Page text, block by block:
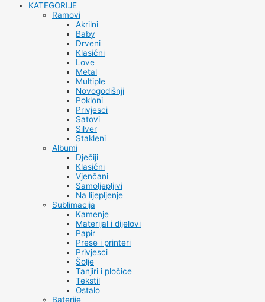
KATEGORIJE
Ramovi
Akrilni
Baby
Drveni
Klasični
Love
Metal
Multiple
Novogodišnji
Pokloni
Privjesci
Satovi
Silver
Stakleni
Albumi
Dječiji
Klasični
Vjenčani
Samoljepljivi
Na lijepljenje
Sublimacija
Kamenje
Materijal i dijelovi
Papir
Prese i printeri
Privjesci
Šolje
Tanjiri i pločice
Tekstil
Ostalo
Baterije